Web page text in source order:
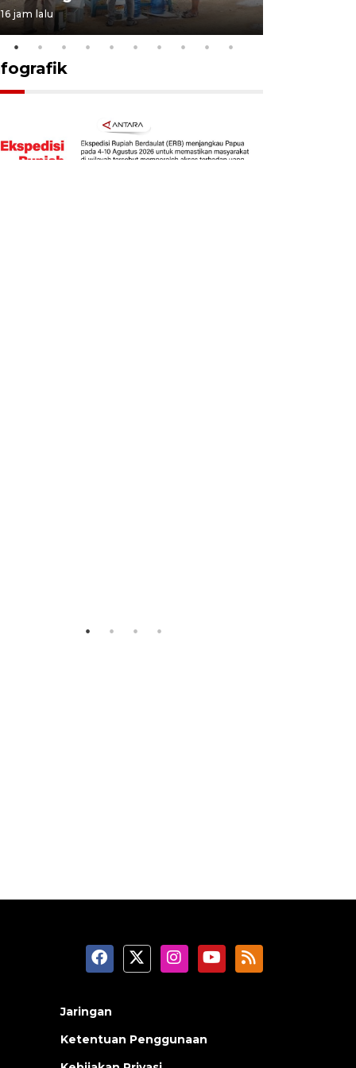
16 jam lalu
Jaringan
Ketentuan Penggunaan